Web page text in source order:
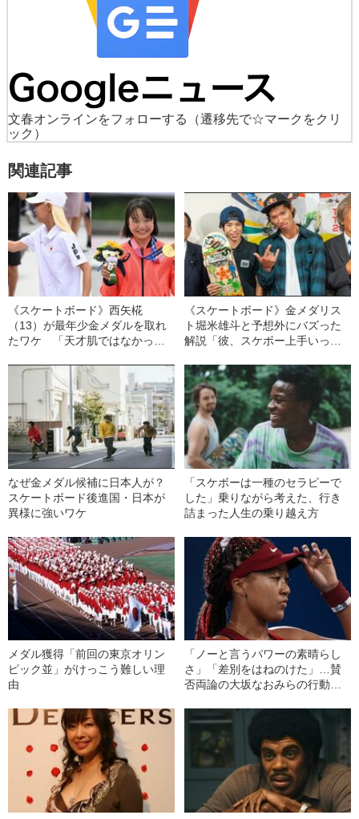
文春オンラインをフォローする
（遷移先で☆マークをクリ
ック）
関連記事
《スケートボード》西矢椛
（13）が最年少金メダルを取れ
たワケ 「天才肌ではなかっ
《スケートボード》金メダリス
ト堀米雄斗と予想外にバズった
解説「彼、スケボー上手いっす
真意
なぜ金メダル候補に日本人が？
スケートボード後進国・日本が
異様に強いワケ
「スケボーは一種のセラピーで
した」乗りながら考えた、行き
詰まった人生の乗り越え方
メダル獲得「前回の東京オリン
ピック並」がけっこう難しい理
由
「ノーと言うパワーの素晴らし
さ」「差別をはねのけた」…賛
否両論の大坂なおみらの行動
ワケ